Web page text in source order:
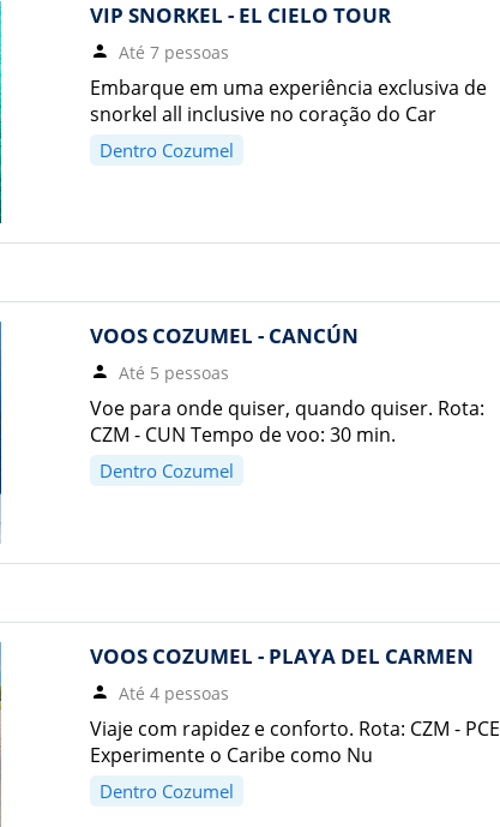
VIP SNORKEL - EL CIELO TOUR
Até 7 pessoas
Embarque em uma experiência exclusiva de
snorkel all inclusive no coração do Car
Dentro Cozumel
VOOS COZUMEL - CANCÚN
Até 5 pessoas
Voe para onde quiser, quando quiser. Rota:
CZM - CUN Tempo de voo: 30 min.
Dentro Cozumel
VOOS COZUMEL - PLAYA DEL CARMEN
Até 4 pessoas
Viaje com rapidez e conforto. Rota: CZM - PCE
Experimente o Caribe como Nu
Dentro Cozumel